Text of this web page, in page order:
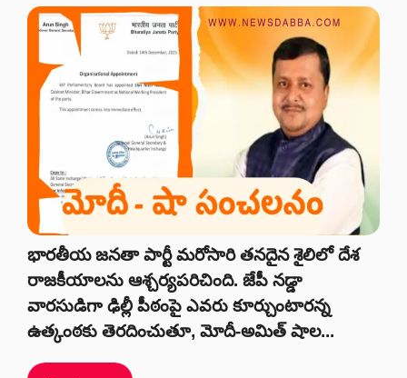
భారతీయ జనతా పార్టీ మరోసారి తనదైన శైలిలో దేశ
రాజకీయాలను ఆశ్చర్యపరిచింది. జేపీ నడ్డా
వారసుడిగా ఢిల్లీ పీఠంపై ఎవరు కూర్చుంటారన్న
ఉత్కంఠకు తెరదించుతూ, మోదీ-అమిత్ షాల...